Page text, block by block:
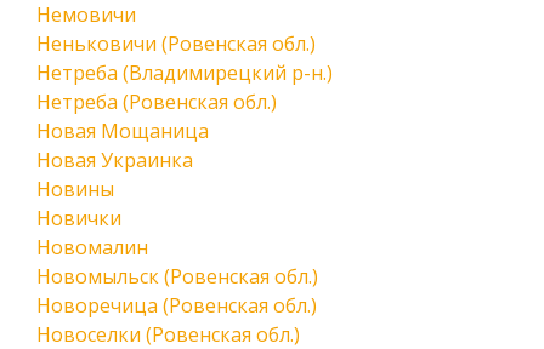
Немовичи
Неньковичи (Ровенская обл.)
Нетреба (Владимирецкий р-н.)
Нетреба (Ровенская обл.)
Новая Мощаница
Новая Украинка
Новины
Новички
Новомалин
Новомыльск (Ровенская обл.)
Новоречица (Ровенская обл.)
Новоселки (Ровенская обл.)